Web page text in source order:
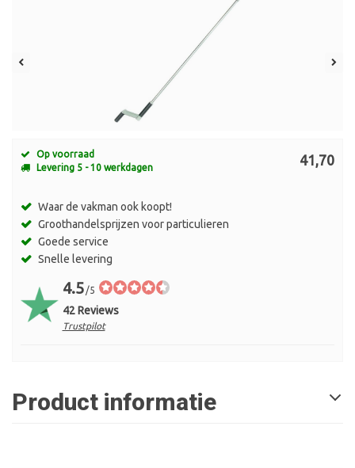
Op voorraad
Levering 5 - 10 werkdagen
41,70
Waar de vakman ook koopt!
Groothandelsprijzen voor particulieren
Goede service
Snelle levering
4.5/5
42 Reviews
Trustpilot
Product informatie